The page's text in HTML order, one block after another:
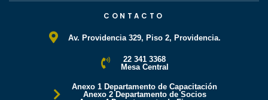
CONTACTO
Av. Providencia 329, Piso 2, Providencia.
22 341 3368
Mesa Central
Anexo 1 Departamento de Capacitación
Anexo 2 Departamento de Socios